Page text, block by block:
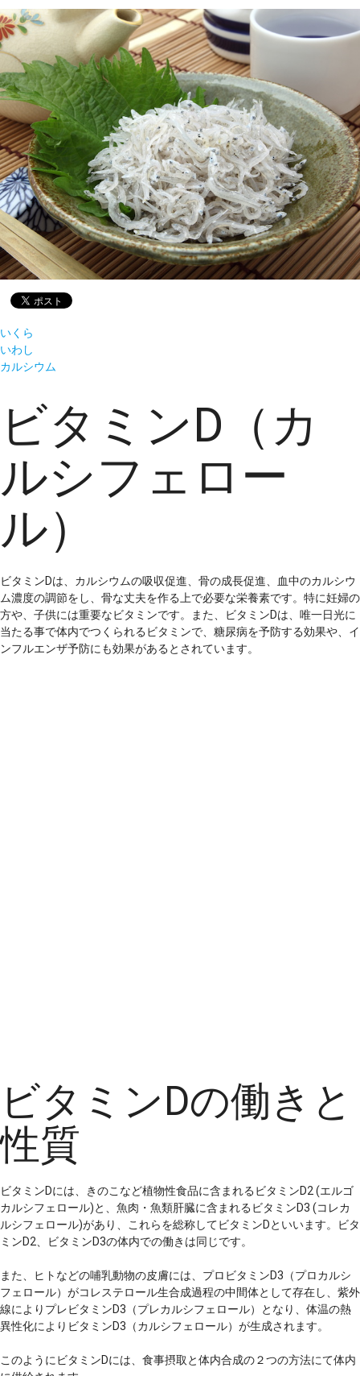
いくら
いわし
カルシウム
ビタミンD（カ
ルシフェロー
ル）
ビタミンDは、カルシウムの吸収促進、骨の成長促進、血中のカルシウ
ム濃度の調節をし、骨な丈夫を作る上で必要な栄養素です。特に妊婦の
方や、子供には重要なビタミンです。また、ビタミンDは、唯一日光に
当たる事で体内でつくられるビタミンで、糖尿病を予防する効果や、イ
ンフルエンザ予防にも効果があるとされています。
ビタミンDの働きと
性質
ビタミンDには、きのこなど植物性食品に含まれるビタミンD2 (エルゴ
カルシフェロール)と、魚肉・魚類肝臓に含まれるビタミンD3 (コレカ
ルシフェロール)があり、これらを総称してビタミンDといいます。ビタ
ミンD2、ビタミンD3の体内での働きは同じです。
また、ヒトなどの哺乳動物の皮膚には、プロビタミンD3（プロカルシ
フェロール）がコレステロール生合成過程の中間体として存在し、紫外
線によりプレビタミンD3（プレカルシフェロール）となり、体温の熱
異性化によりビタミンD3（カルシフェロール）が生成されます。
このようにビタミンDには、食事摂取と体内合成の２つの方法にて体内